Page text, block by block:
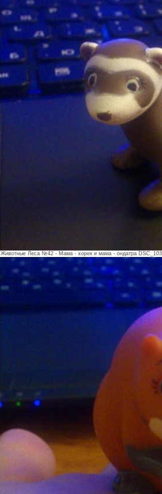
Животные Леса №42 - Мама - хорек и мама - ондатра